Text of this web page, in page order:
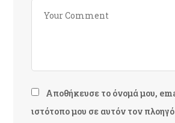
Αποθήκευσε το όνομά μου,
ιστότοπο μου σε αυτόν τον